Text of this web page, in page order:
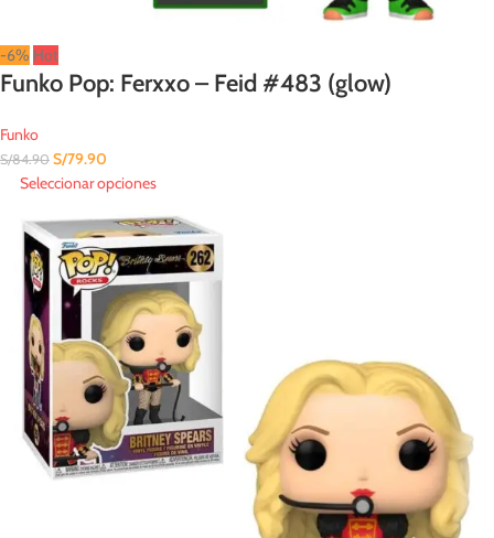
-6% Hot
Funko Pop: Ferxxo – Feid #483 (glow)
Funko
S/84.90 S/79.90
Seleccionar opciones